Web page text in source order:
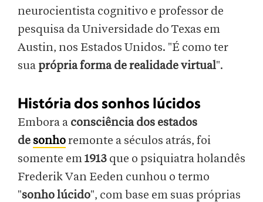
neurocientista cognitivo e professor de
pesquisa da Universidade do Texas em
Austin, nos Estados Unidos. "É como ter
sua própria forma de realidade virtual".
História dos sonhos lúcidos
Embora a consciência dos estados
de sonhoremonte a séculos atrás, foi
somente em1913 que o psiquiatra holandês
Frederik Van Eeden cunhou o termo
"sonho lúcido", com base em suas próprias